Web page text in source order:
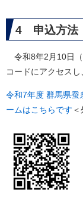
4 申込方法
令和8年2月10日
コードにアクセスし
令和7年度 群馬県蚕
ームはこちらです